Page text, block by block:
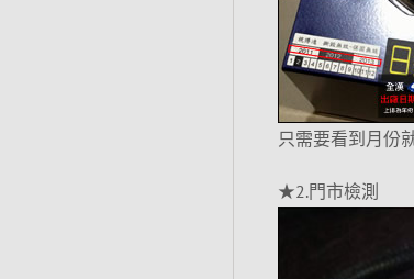
只需要看到月份
★2.門市檢測